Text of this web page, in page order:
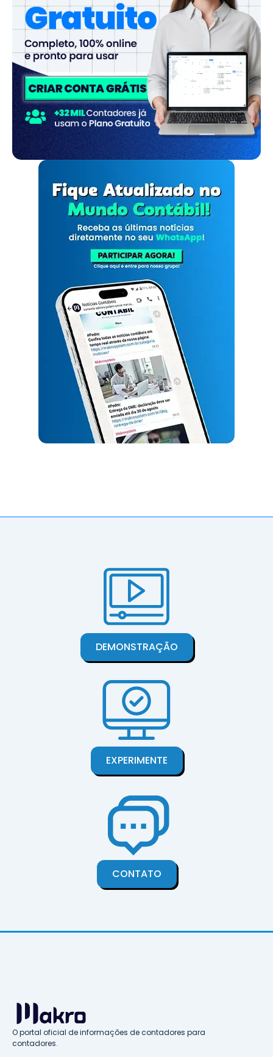
DEMONSTRAÇÃO
EXPERIMENTE
CONTATO
O portal oficial de informações de contadores para
contadores.